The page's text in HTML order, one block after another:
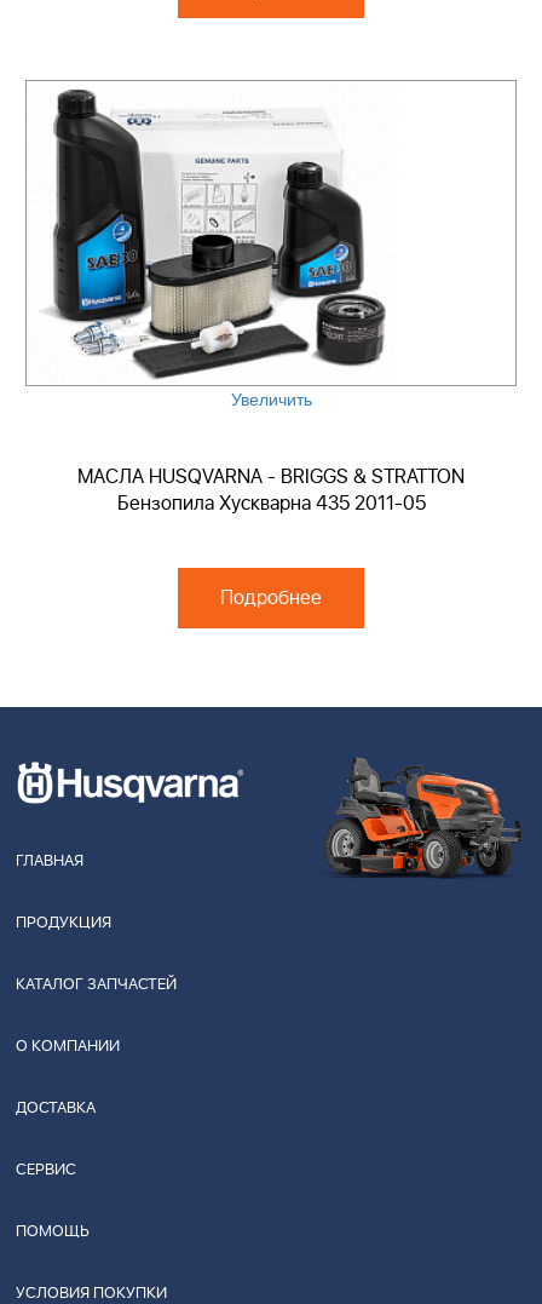
Увеличить
МАСЛА HUSQVARNA - BRIGGS & STRATTON
Бензопила Хускварна 435 2011-05
Подробнее
ГЛАВНАЯ
ПРОДУКЦИЯ
КАТАЛОГ ЗАПЧАСТЕЙ
О КОМПАНИИ
ДОСТАВКА
СЕРВИС
ПОМОЩЬ
УСЛОВИЯ ПОКУПКИ